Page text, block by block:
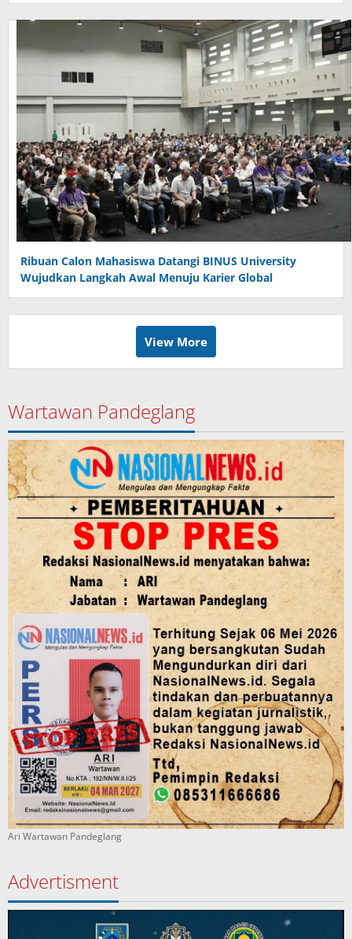
Ribuan Calon Mahasiswa Datangi BINUS University
Wujudkan Langkah Awal Menuju Karier Global
View More
Wartawan Pandeglang
Ari Wartawan Pandeglang
Advertisment